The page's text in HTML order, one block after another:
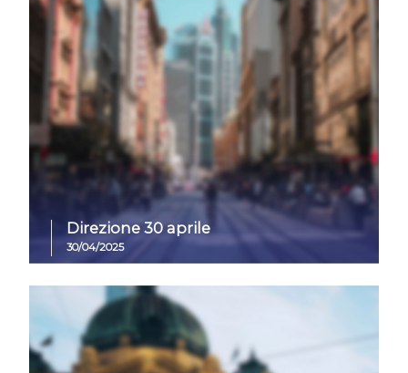
Direzione 30 aprile
30/04/2025